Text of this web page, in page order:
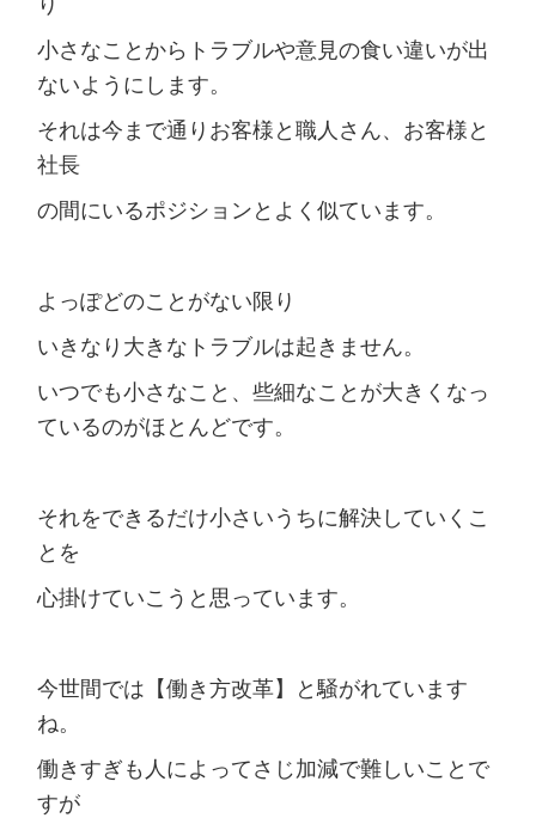
小さなことからトラブルや意見の食い違いが出
ないようにします。
それは今まで通りお客様と職人さん、お客様と
社長
の間にいるポジションとよく似ています。
よっぽどのことがない限り
いきなり大きなトラブルは起きません。
いつでも小さなこと、些細なことが大きくなっ
ているのがほとんどです。
それをできるだけ小さいうちに解決していくこ
とを
心掛けていこうと思っています。
今世間では【働き方改革】と騒がれています
ね。
働きすぎも人によってさじ加減で難しいことで
すが